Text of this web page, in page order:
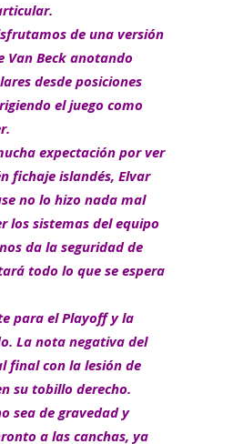
de una versión
Beck anotando
desde posiciones
el juego como
expectación por ver
fichaje islandés, Elvar
no lo hizo nada mal
los sistemas del equipo
da la seguridad de
todo lo que se espera
para el Playoff y la
La nota negativa del
final con la lesión de
su tobillo derecho.
sea de gravedad y
a las canchas, ya